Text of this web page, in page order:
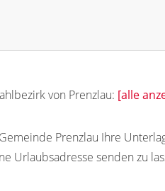
von Prenzlau: [alle
Prenzlau Ihre
Urlaubsadresse senden zu